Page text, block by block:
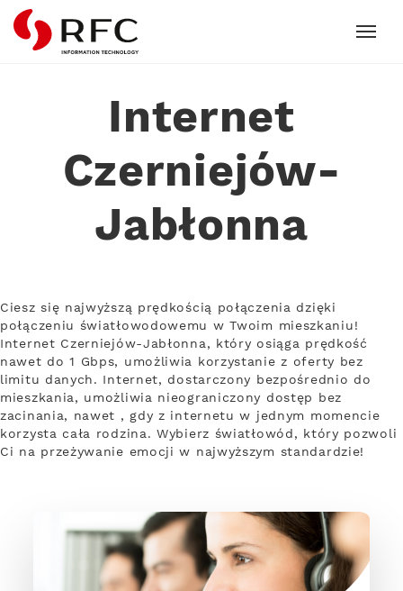
RFC
Internet
Czerniejów-
Jabłonna
Ciesz się najwyższą prędkością połączenia dzięki
połączeniu światłowodowemu w Twoim mieszkaniu!
Internet Czerniejów-Jabłonna, który osiąga prędkość
nawet do 1 Gbps, umożliwia korzystanie z oferty bez
limitu danych. Internet, dostarczony bezpośrednio do
mieszkania, umożliwia nieograniczony dostęp bez
zacinania, nawet , gdy z internetu w jednym momencie
korzysta cała rodzina. Wybierz światłowód, który pozwoli
Ci na przeżywanie emocji w najwyższym standardzie!